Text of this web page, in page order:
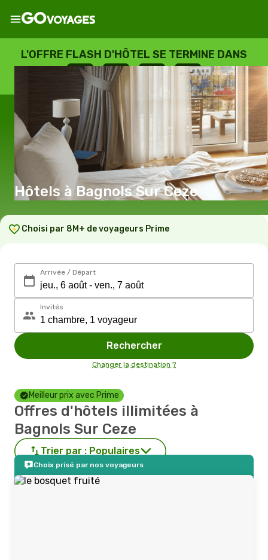
L'OFFRE FLASH D'HÔTEL SE TERMINE DANS
--
JOURS
: --
HEURES
: --
SECONDES
Hôtels à Bagnols Sur Ceze
Choisi par 8M+ de voyageurs Prime
Arrivée / Départ
Invités
Rechercher
Changer la destination ?
Meilleur prix avec Prime
Offres d'hôtels illimitées à
Bagnols Sur Ceze
Trier par : Populaires
Choix prisé par nos voyageurs